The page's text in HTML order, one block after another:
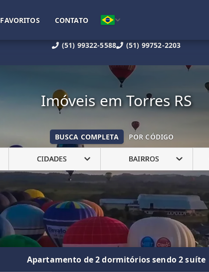
(51) 99322-5588 (51) 99752-2203
FAVORITOS CONTATO
Imóveis em Torres RS
BUSCA COMPLETA POR CÓDIGO
CIDADES BAIRROS
Apartamento de 2 dormitórios sendo 2 suíte